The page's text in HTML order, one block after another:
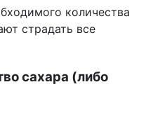
количества
страдать все
сахара (либо